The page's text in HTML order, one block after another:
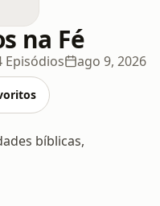
na Fé
Episódios ago 9, 2026
bíblicas,